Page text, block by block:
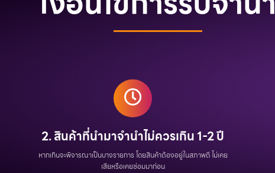
2. สินค้าที่นำมาจำนำไม่ควรเกิน 1-2 ปี
หากเกินจะพิจารณาเป็นบางรายการ โดยสินค้าต้องอยู่ในสภาพดี ไม่เคย
เสียหรือเคยซ่อมมาก่อน